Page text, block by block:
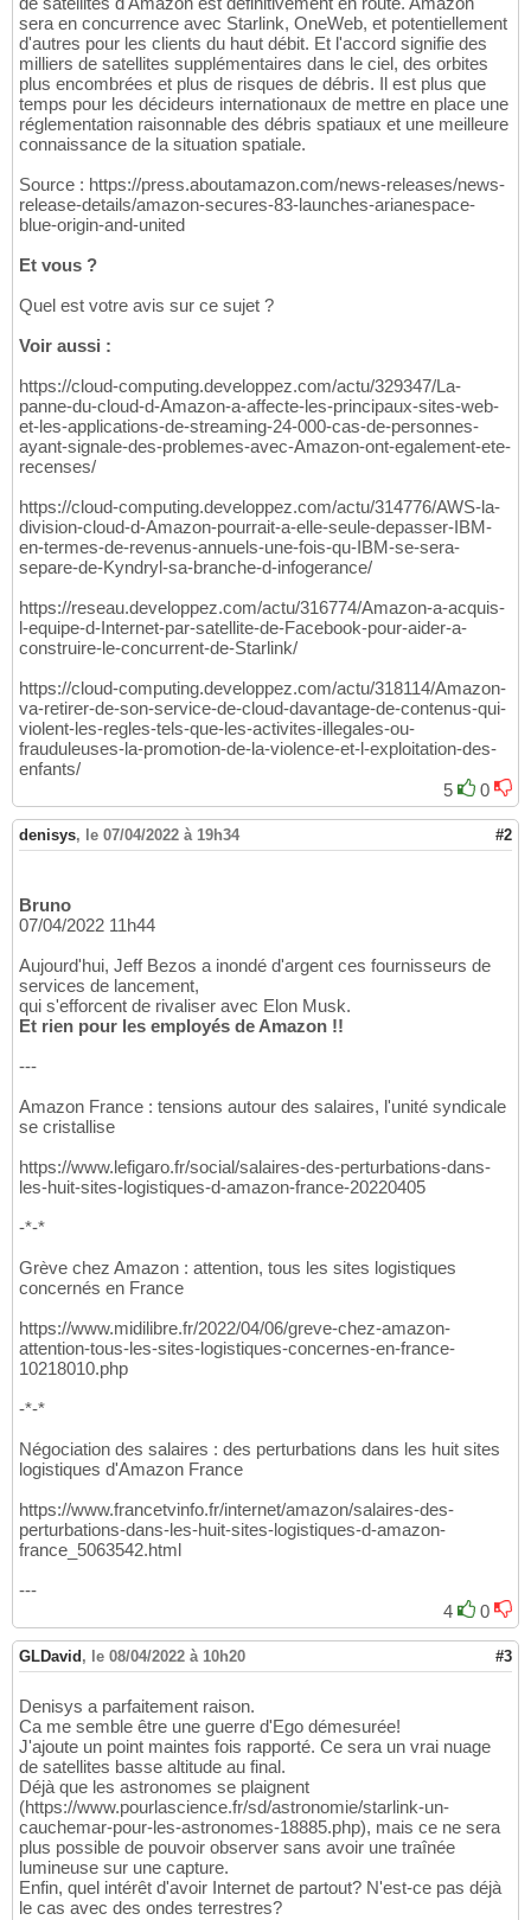
sera en concurrence avec Starlink, OneWeb, et potentiellement
d'autres pour les clients du haut débit. Et l'accord signifie des
milliers de satellites supplémentaires dans le ciel, des orbites
plus encombrées et plus de risques de débris. Il est plus que
temps pour les décideurs internationaux de mettre en place une
réglementation raisonnable des débris spatiaux et une meilleure
connaissance de la situation spatiale.
Source : https://press.aboutamazon.com/news-releases/news-
release-details/amazon-secures-83-launches-arianespace-
blue-origin-and-united
Et vous ?
Quel est votre avis sur ce sujet ?
Voir aussi :
https://cloud-computing.developpez.com/actu/329347/La-
panne-du-cloud-d-Amazon-a-affecte-les-principaux-sites-web-
et-les-applications-de-streaming-24-000-cas-de-personnes-
ayant-signale-des-problemes-avec-Amazon-ont-egalement-ete-
recenses/
https://cloud-computing.developpez.com/actu/314776/AWS-la-
division-cloud-d-Amazon-pourrait-a-elle-seule-depasser-IBM-
en-termes-de-revenus-annuels-une-fois-qu-IBM-se-sera-
separe-de-Kyndryl-sa-branche-d-infogerance/
https://reseau.developpez.com/actu/316774/Amazon-a-acquis-
l-equipe-d-Internet-par-satellite-de-Facebook-pour-aider-a-
construire-le-concurrent-de-Starlink/
https://cloud-computing.developpez.com/actu/318114/Amazon-
va-retirer-de-son-service-de-cloud-davantage-de-contenus-qui-
violent-les-regles-tels-que-les-activites-illegales-ou-
frauduleuses-la-promotion-de-la-violence-et-l-exploitation-des-
enfants/
5
0
denisys, le 07/04/2022 à 19h34 #2
Bruno
07/04/2022 11h44
Aujourd'hui, Jeff Bezos a inondé d'argent ces fournisseurs de
services de lancement,
qui s'efforcent de rivaliser avec Elon Musk.
Et rien pour les employés de Amazon !!
---
Amazon France : tensions autour des salaires, l'unité syndicale
se cristallise
https://www.lefigaro.fr/social/salaires-des-perturbations-dans-
les-huit-sites-logistiques-d-amazon-france-20220405
-*-*
Grève chez Amazon : attention, tous les sites logistiques
concernés en France
https://www.midilibre.fr/2022/04/06/greve-chez-amazon-
attention-tous-les-sites-logistiques-concernes-en-france-
10218010.php
-*-*
Négociation des salaires : des perturbations dans les huit sites
logistiques d'Amazon France
https://www.francetvinfo.fr/internet/amazon/salaires-des-
perturbations-dans-les-huit-sites-logistiques-d-amazon-
france_5063542.html
---
4
0
GLDavid , le 08/04/2022 à 10h20 #3
Denisys a parfaitement raison.
Ca me semble être une guerre d'Ego démesurée!
J'ajoute un point maintes fois rapporté. Ce sera un vrai nuage
de satellites basse altitude au final.
Déjà que les astronomes se plaignent
(https://www.pourlascience.fr/sd/astronomie/starlink-un-
cauchemar-pour-les-astronomes-18885.php), mais ce ne sera
plus possible de pouvoir observer sans avoir une traînée
lumineuse sur une capture.
Enfin, quel intérêt d'avoir Internet de partout? N'est-ce pas déjà
le cas avec des ondes terrestres?